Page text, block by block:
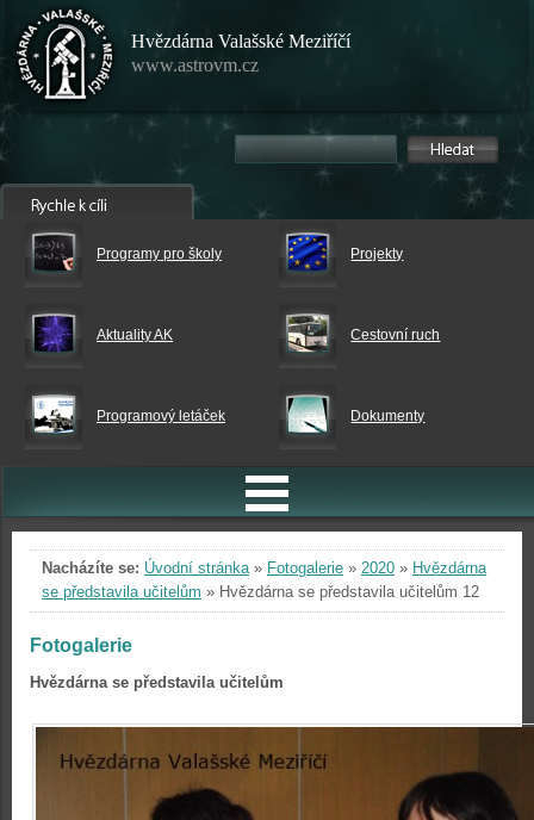
Hvězdárna Valašské Meziříčí
www.astrovm.cz
Programy pro školy Projekty
Aktuality AK Cestovní ruch
Programový letáček Dokumenty
Nacházíte se: Úvodní stránka» Fotogalerie » 2020 » Hvězdárna
se představila učitelům » Hvězdárna se představila učitelům 12
Fotogalerie
Hvězdárna se představila učitelům